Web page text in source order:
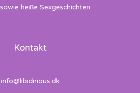
heiße Sexgeschichten.
Kontakt
info@libidinous.dk